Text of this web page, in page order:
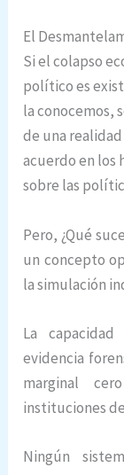
El
Si el colapso
político es
la conocemos,
de una
acuerdo en los
sobre las
Pero, ¿Qué
un concepto
la simulación
La
evidencia
marginal
instituciones
Ningún